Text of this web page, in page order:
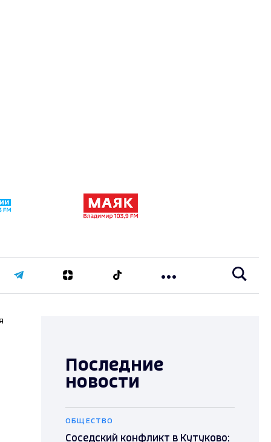
Последние
новости
ОБЩЕСТВО
Соседский конфликт в Кутуково: